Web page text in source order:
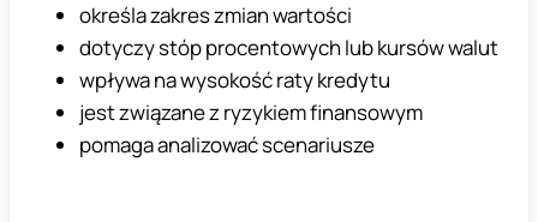
określa zakres zmian wartości
dotyczy stóp procentowych lub kursów walut
wpływa na wysokość raty kredytu
jest związane z ryzykiem finansowym
pomaga analizować scenariusze